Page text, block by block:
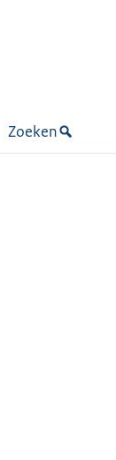
Zoeken